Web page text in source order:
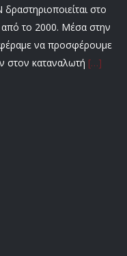
στο
το 2000. Μέσα στην
να προσφέρουμε
στον καταναλωτή […]